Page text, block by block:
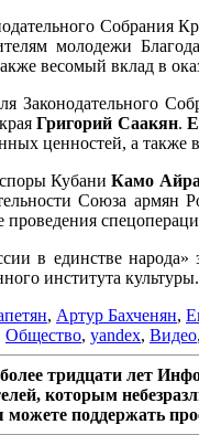
Собрания
молодежи
весомый вклад в
Законодательного
Григорий Саакян.
ценностей, а также
КубаниКамо
Союза армян
в единстве
института культуры.
, Артур Бахченян,
Общество, yandex, Видео,
тридцати лет
которым
поддержать